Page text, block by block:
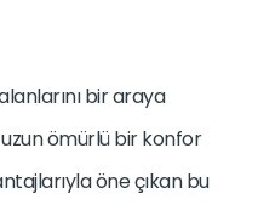
bir araya
ömürlü bir konfor
öne çıkan bu